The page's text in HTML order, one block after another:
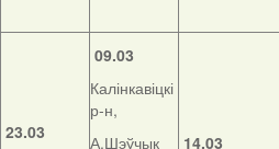
23.03
09.03
Калінкавіцкі
р-н,
А.Шэўчык
14.03